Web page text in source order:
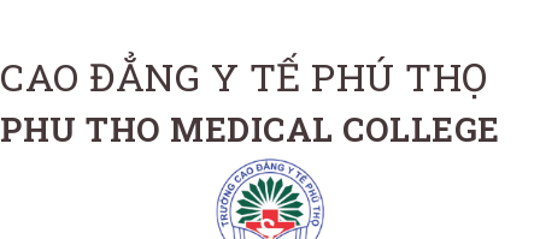
CAO ĐẲNG Y TẾ PHÚ THỌ
PHU THO MEDICAL COLLEGE